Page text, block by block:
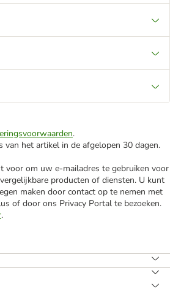
.
van het artikel in de afgelopen 30 dagen.
voor om uw e-mailadres te gebruiken voor
producten of diensten. U kunt
maken door contact op te nemen met
of door ons Privacy Portal te bezoeken.
.